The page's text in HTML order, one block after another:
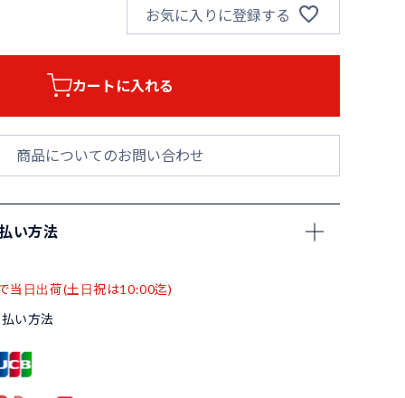
お気に入りに登録する
カートに入れる
商品についてのお問い合わせ
い方法
当日出荷(土日祝は10:00迄)
い方法